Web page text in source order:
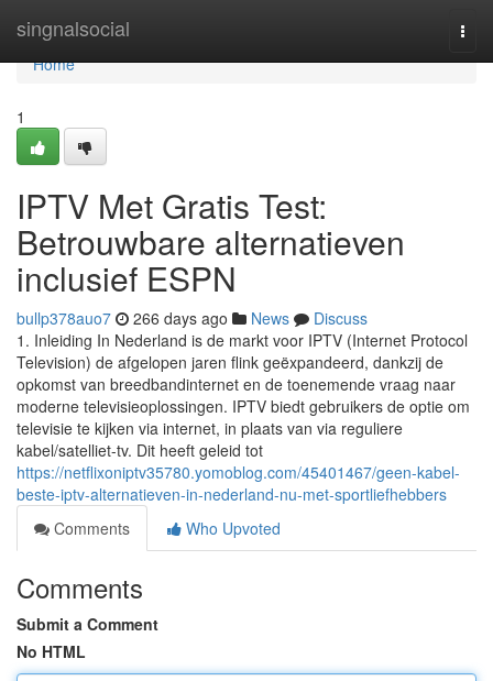
singnalsocial
Home
Home
1
IPTV Met Gratis Test:
Betrouwbare alternatieven
inclusief ESPN
bullp378auo7 266 days ago News
Discuss
1. Inleiding In Nederland is de markt voor IPTV (Internet Protocol
Television) de afgelopen jaren flink geëxpandeerd, dankzij de
opkomst van breedbandinternet en de toenemende vraag naar
moderne televisieoplossingen. IPTV biedt gebruikers de optie om
televisie te kijken via internet, in plaats van via reguliere
kabel/satelliet-tv. Dit heeft geleid tot
https://netflixoniptv35780.yomoblog.com/45401467/geen-kabel-
beste-iptv-alternatieven-in-nederland-nu-met-sportliefhebbers
Comments
Who Upvoted
Comments
Submit a Comment
No HTML